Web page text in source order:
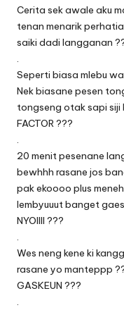
Cerita sek awale aku
tenan menarik
saiki dadi langganan
.
Seperti biasa mlebu
Nek biasane pesen
tongseng otak sapi siji
FACTOR ???
.
20 menit pesenane
bewhhh rasane jos
pak ekoooo plus
lembyuuut banget gaes
NYOIIII ???
.
Wes neng kene ki
rasane yo manteppp ??
GASKEUN ???
.